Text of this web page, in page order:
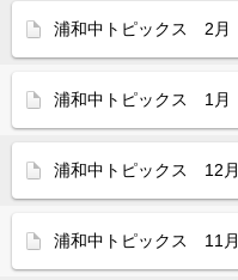
浦和中トピックス 2月
浦和中トピックス 1月
浦和中トピックス 12月
浦和中トピックス 11月